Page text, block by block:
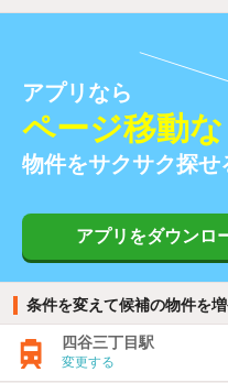
アプリなら
ページ移動な
物件をサクサク探せ
アプリをダウンロ
条件を変えて候補の物件を増
四谷三丁目駅
変更する